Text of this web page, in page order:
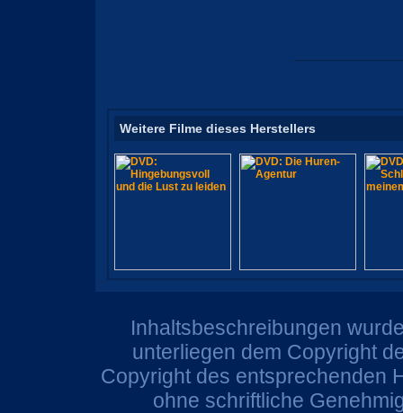
Weitere Filme dieses Herstellers
Inhaltsbeschreibungen
unterliegen dem Copyright
Copyright des entsprechenden
ohne schriftliche